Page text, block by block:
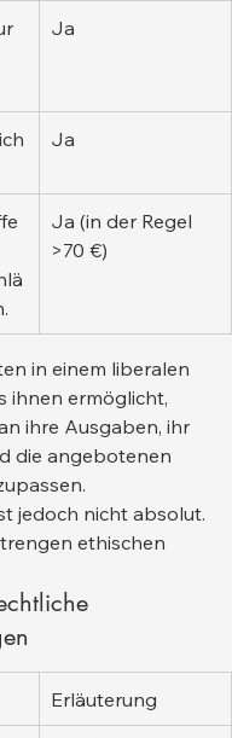
Ja
Ja
Ja (in der Regel
>70 €)
in einem liberalen
ihnen ermöglicht,
ihre Ausgaben, ihr
die angebotenen
jedoch nicht absolut.
ethischen
Erläuterung